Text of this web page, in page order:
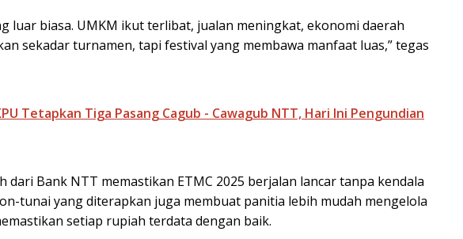
luar biasa. UMKM ikut terlibat, jualan meningkat, ekonomi daerah
sekadar turnamen, tapi festival yang membawa manfaat luas,” tegas
Tetapkan Tiga Pasang Cagub - Cawagub NTT, Hari Ini Pengundian
dari Bank NTT memastikan ETMC 2025 berjalan lancar tanpa kendala
tunai yang diterapkan juga membuat panitia lebih mudah mengelola
setiap rupiah terdata dengan baik.